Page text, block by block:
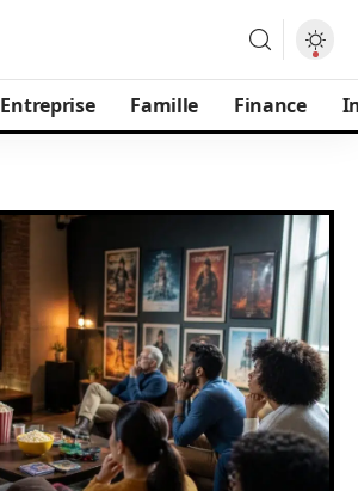
Entreprise Famille Finance